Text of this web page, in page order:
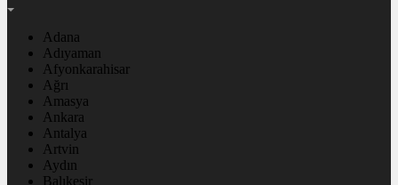
Adana
Adıyaman
Afyonkarahisar
Ağrı
Amasya
Ankara
Antalya
Artvin
Aydın
Balıkesir